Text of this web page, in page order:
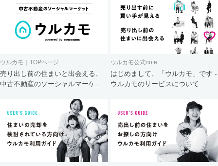
ウルカモ｜TOPページ
売り出し前の住まいと出会える、
中古不動産のソーシャルマーケッ
ウルカモ公式note
はじめまして、「ウルカモ」です -
ウルカモのサービスについて